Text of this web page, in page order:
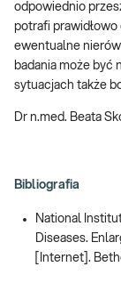
odpowiednio
potrafi
ewentualne
badania może być
sytuacjach także
Dr n.med. Beata
Bibliografia
National
Diseases.
[Internet].